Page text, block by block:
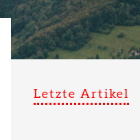
Letzte Artikel